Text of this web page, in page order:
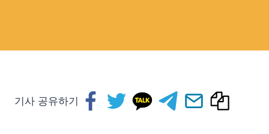
기사 공유하기